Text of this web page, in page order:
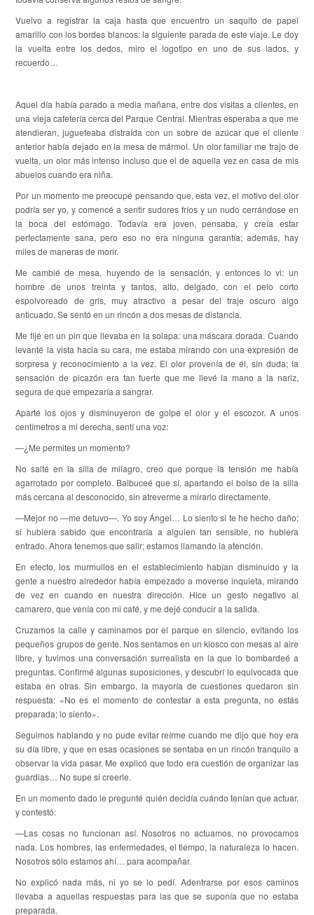
Vuelvo a registrar la caja hasta que encuentro un saquito de papel
amarillo con los bordes blancos: la siguiente parada de este viaje. Le doy
la vuelta entre los dedos, miro el logotipo en uno de sus lados, y
recuerdo…
Aquel día había parado a media mañana, entre dos visitas a clientes, en
una vieja cafetería cerca del Parque Central. Mientras esperaba a que me
atendieran, jugueteaba distraída con un sobre de azúcar que el cliente
anterior había dejado en la mesa de mármol. Un olor familiar me trajo de
vuelta, un olor más intenso incluso que el de aquella vez en casa de mis
abuelos cuando era niña.
Por un momento me preocupé pensando que, esta vez, el motivo del olor
podría ser yo, y comencé a sentir sudores fríos y un nudo cerrándose en
la boca del estómago. Todavía era joven, pensaba, y creía estar
perfectamente sana, pero eso no era ninguna garantía; además, hay
miles de maneras de morir.
Me cambié de mesa, huyendo de la sensación, y entonces lo vi: un
hombre de unos treinta y tantos, alto, delgado, con el pelo corto
espolvoreado de gris, muy atractivo a pesar del traje oscuro algo
anticuado. Se sentó en un rincón a dos mesas de distancia.
Me fijé en un pin que llevaba en la solapa: una máscara dorada. Cuando
levanté la vista hacia su cara, me estaba mirando con una expresión de
sorpresa y reconocimiento a la vez. El olor provenía de él, sin duda; la
sensación de picazón era tan fuerte que me llevé la mano a la nariz,
segura de que empezaría a sangrar.
Aparté los ojos y disminuyeron de golpe el olor y el escozor. A unos
centímetros a mi derecha, sentí una voz:
—¿Me permites un momento?
No salté en la silla de milagro, creo que porque la tensión me había
agarrotado por completo. Balbuceé que sí, apartando el bolso de la silla
más cercana al desconocido, sin atreverme a mirarlo directamente.
—Mejor no —me detuvo—. Yo soy Ángel… Lo siento si te he hecho daño;
si hubiera sabido que encontraría a alguien tan sensible, no hubiera
entrado. Ahora tenemos que salir; estamos llamando la atención.
En efecto, los murmullos en el establecimiento habían disminuido y la
gente a nuestro alrededor había empezado a moverse inquieta, mirando
de vez en cuando en nuestra dirección. Hice un gesto negativo al
camarero, que venía con mi café, y me dejé conducir a la salida.
Cruzamos la calle y caminamos por el parque en silencio, evitando los
pequeños grupos de gente. Nos sentamos en un kiosco con mesas al aire
libre, y tuvimos una conversación surrealista en la que lo bombardeé a
preguntas. Confirmé algunas suposiciones, y descubrí lo equivocada que
estaba en otras. Sin embargo, la mayoría de cuestiones quedaron sin
respuesta: «No es el momento de contestar a esta pregunta, no estás
preparada; lo siento».
Seguimos hablando y no pude evitar reírme cuando me dijo que hoy era
su día libre, y que en esas ocasiones se sentaba en un rincón tranquilo a
observar la vida pasar. Me explicó que todo era cuestión de organizar las
guardias… No supe si creerle.
En un momento dado le pregunté quién decidía cuándo tenían que actuar,
y contestó:
—Las cosas no funcionan así. Nosotros no actuamos, no provocamos
nada. Los hombres, las enfermedades, el tiempo, la naturaleza lo hacen.
Nosotros sólo estamos ahí… para acompañar.
No explicó nada más, ni yo se lo pedí. Adentrarse por esos caminos
llevaba a aquellas respuestas para las que se suponía que no estaba
preparada.